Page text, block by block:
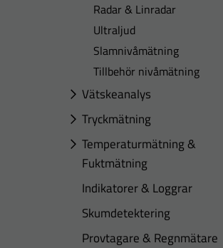
Radar & Linradar
Ultraljud
Slamnivåmätning
Tillbehör nivåmätning
Vätskeanalys
Tryckmätning
Temperaturmätning &
Fuktmätning
Indikatorer & Loggrar
Skumdetektering
Provtagare & Regnmätare